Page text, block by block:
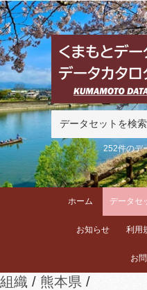
252件のデ
ホーム データセ
お知らせ 利用
お
組織
熊本県